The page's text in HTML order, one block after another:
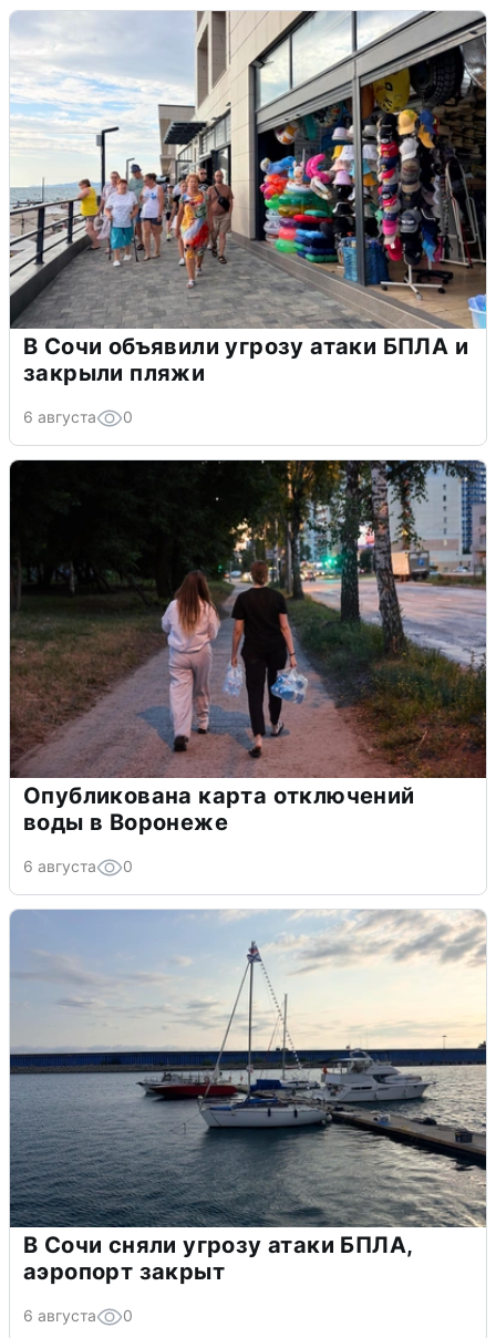
В Сочи объявили угрозу атаки БПЛА и
закрыли пляжи
6 августа 0
Опубликована карта отключений
воды в Воронеже
6 августа 0
В Сочи сняли угрозу атаки БПЛА,
аэропорт закрыт
6 августа 0